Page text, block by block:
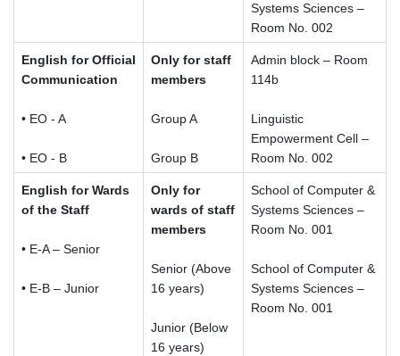
Systems Sciences –
Room No. 002
English for Official
Communication
• EO - A
• EO - B
Only for staff
members
Group A
Group B
Admin block – Room
114b
Linguistic
Empowerment Cell –
Room No. 002
English for Wards
of the Staff
• E-A – Senior
• E-B – Junior
Only for
wards of staff
members
Senior (Above
16 years)
Junior (Below
16 years)
School of Computer &
Systems Sciences –
Room No. 001
School of Computer &
Systems Sciences –
Room No. 001